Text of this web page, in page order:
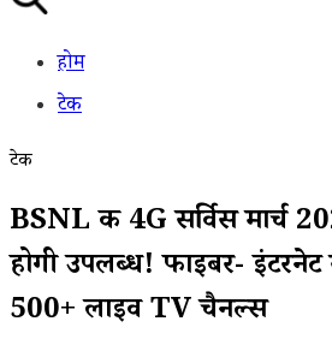
होम
टेक
टेक
BSNL की 4G सर्विस मार्च
होगी उपलब्ध! फाइबर-
500+ लाइव TV चैनल्स